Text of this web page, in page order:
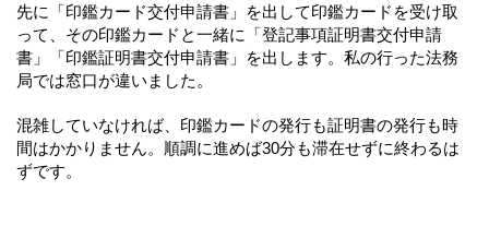
先に「印鑑カード交付申請書」を出して印鑑カードを受け取
って、その印鑑カードと一緒に「登記事項証明書交付申請
書」「印鑑証明書交付申請書」を出します。私の行った法務
局では窓口が違いました。
混雑していなければ、印鑑カードの発行も証明書の発行も時
間はかかりません。順調に進めば30分も滞在せずに終わるは
ずです。